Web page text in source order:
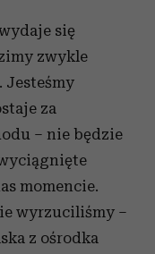
się
zwykle
Jesteśmy
za
– nie będzie
momencie.
wyrzuciliśmy –
z ośrodka